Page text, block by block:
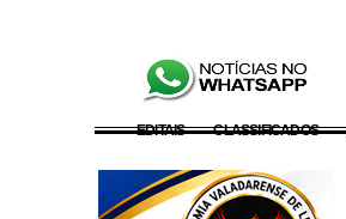
EDITAIS CLASSIFICADOS